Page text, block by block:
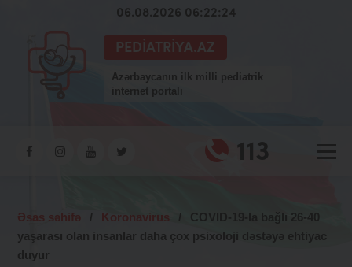
06.08.2026 06:22:25
PEDIATRIYA.AZ
Azərbaycanın ilk milli pediatrik
internet portalı
113
Əsas səhifə / Koronavirus /
COVID-19-la bağlı 26-40
yaşarası olan insanlar daha çox psixoloji dəstəyə ehtiyac
duyur